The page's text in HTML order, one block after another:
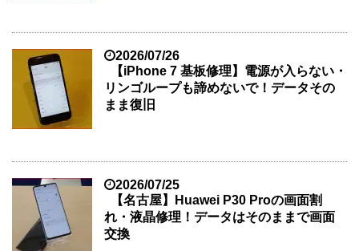
2026/07/26
【iPhone 7 基板修理】電源が入らない・
リンゴループも諦めないで！データその
まま復旧
2026/07/25
【名古屋】Huawei P30 Proの画面割
れ・液晶修理！データはそのままで画面
交換